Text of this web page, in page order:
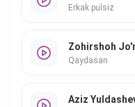
Erkak pulsiz
Zohirshoh
Qaydasan
Aziz